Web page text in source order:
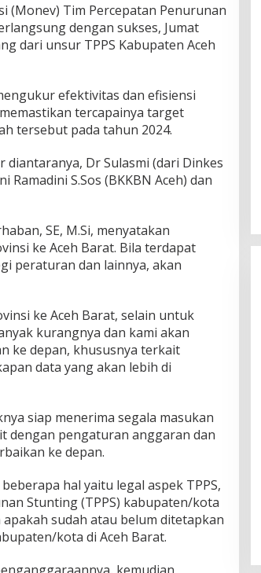
(Monev) Tim Percepatan Penurunan
dengan sukses, Jumat
dari unsur TPPS Kabupaten Aceh
efektivitas dan efisiensi
tercapainya target
tersebut pada tahun 2024.
Dr Sulasmi (dari Dinkes
Ramadini S.Sos (BKKBN Aceh) dan
SE, M.Si, menyatakan
ke Aceh Barat. Bila terdapat
peraturan dan lainnya, akan
ke Aceh Barat, selain untuk
kurangnya dan kami akan
ke depan, khususnya terkait
data yang akan lebih di
siap menerima segala masukan
dengan pengaturan anggaran dan
ke depan.
hal yaitu legal aspek TPPS,
Stunting (TPPS) kabupaten/kota
sudah atau belum ditetapkan
kota di Aceh Barat.
kemudian